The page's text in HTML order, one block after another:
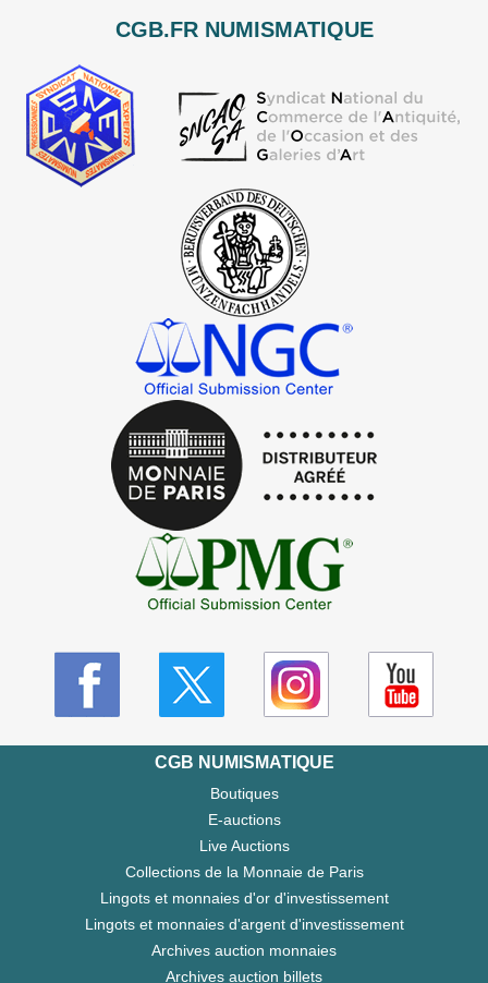
CGB.FR NUMISMATIQUE
CGB NUMISMATIQUE
Boutiques
E-auctions
Live Auctions
Collections de la Monnaie de Paris
Lingots et monnaies d'or d'investissement
Lingots et monnaies d'argent d'investissement
Archives auction monnaies
Archives auction billets